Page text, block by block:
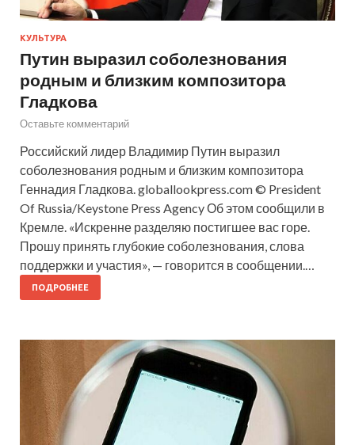
КУЛЬТУРА
Путин выразил соболезнования
родным и близким композитора
Гладкова
Оставьте комментарий
Российский лидер Владимир Путин выразил
соболезнования родным и близким композитора
Геннадия Гладкова. globallookpress.com © President
Of Russia/Keystone Press Agency Об этом сообщили в
Кремле. «Искренне разделяю постигшее вас горе.
Прошу принять глубокие соболезнования, слова
поддержки и участия», — говорится в сообщении.…
ПОДРОБНЕЕ